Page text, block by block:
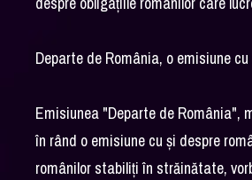
Departe de România, o emisiune
Emisiunea "Departe de
în rând o emisiune cu și despre
românilor stabiliți în străinătate,